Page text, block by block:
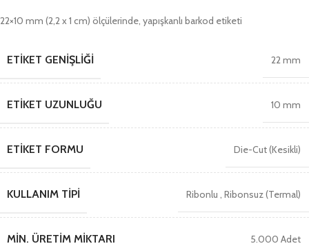
22×10 mm (2,2 x 1 cm) ölçülerinde, yapışkanlı barkod etiketi
ETIKET GENIŞLIĞI 22 mm
ETIKET UZUNLUĞU 10 mm
ETIKET FORMU Die-Cut (Kesikli)
KULLANIM TIPI Ribonlu Ribonsuz (Termal)
MIN. ÜRETIM MIKTARI 5.000 Adet